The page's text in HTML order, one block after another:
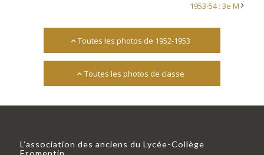
1953-54 : 3e M
Toutes les photos de 1952-1953
Toutes les photos de classe
L’association des anciens du Lycée-Collège